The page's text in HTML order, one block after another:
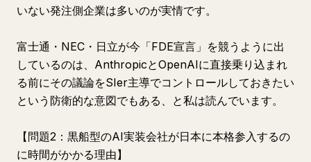
いない発注側企業は多いのが実情です。
富士通・NEC・日立が今「FDE宣言」を競うように出
しているのは、AnthropicとOpenAIに直接乗り込まれ
る前にその議論をSIer主導でコントロールしておきたい
という防衛的な意図でもある、と私は読んでいます。
【問題2：黒船型のAI実装会社が日本に本格参入するの
に時間がかかる理由】